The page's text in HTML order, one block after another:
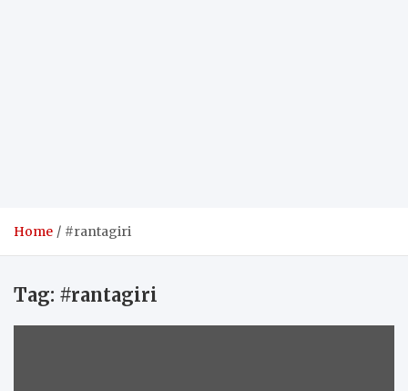
Home #rantagiri
Tag: #rantagiri